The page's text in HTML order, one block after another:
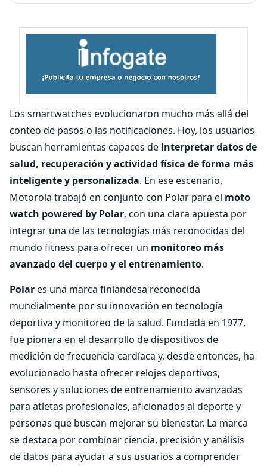
Los smartwatches evolucionaron mucho más allá del
conteo de pasos o las notificaciones. Hoy, los usuarios
buscan herramientas capaces de interpretar datos de
salud, recuperación y actividad física de forma más
inteligente y personalizada. En ese escenario,
Motorola trabajó en conjunto con Polar para el moto
watch powered by Polar, con una clara apuesta por
integrar una de las tecnologías más reconocidas del
mundo fitness para ofrecer un monitoreo más
avanzado del cuerpo y el entrenamiento.
Polares una marca finlandesa reconocida
mundialmente por su innovación en tecnología
deportiva y monitoreo de la salud. Fundada en 1977,
fue pionera en el desarrollo de dispositivos de
medición de frecuencia cardíaca y, desde entonces, ha
evolucionado hasta ofrecer relojes deportivos,
sensores y soluciones de entrenamiento avanzadas
para atletas profesionales, aficionados al deporte y
personas que buscan mejorar su bienestar. La marca
se destaca por combinar ciencia, precisión y análisis
de datos para ayudar a sus usuarios a comprender